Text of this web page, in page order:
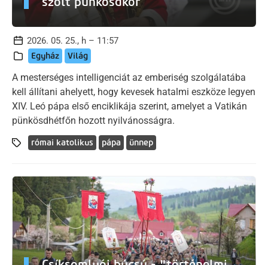
2026. 05. 25., h – 11:57
Egyház Világ
A mesterséges intelligenciát az emberiség szolgálatába
kell állítani ahelyett, hogy kevesek hatalmi eszköze legyen
XIV. Leó pápa első enciklikája szerint, amelyet a Vatikán
pünkösdhétfőn hozott nyilvánosságra.
római katolikus pápa ünnep